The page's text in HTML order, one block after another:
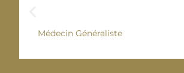
Médecin Généraliste